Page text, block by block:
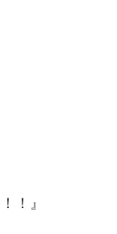
！！』